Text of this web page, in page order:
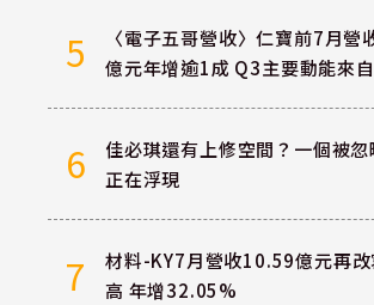
5
〈電子五哥營收〉仁寶前7月營
億元年增逾1成 Q3主要動能來
6
佳必琪還有上修空間？一個被
正在浮現
7
材料-KY7月營收10.59億元再
高 年增32.05%